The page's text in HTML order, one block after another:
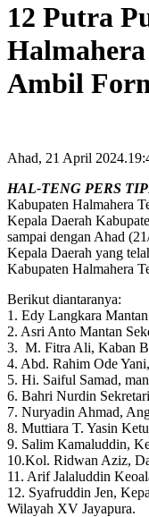
12 Putra
Halmahera
Ambil
Ahad, 21 April
HAL-TENG PERS
Kabupaten Halmahera
Kepala Daerah
sampai dengan Ahad
Kepala Daerah yang
Kabupaten Halmahera
Berikut diantaranya:
1. Edy Langkara
2. Asri Anto Mantan
3. M. Fitra Ali, Kaban
4. Abd. Rahim Ode
5. Hi. Saiful Samad,
6. Bahri Nurdin
7. Nuryadin Ahmad,
8. Muttiara T. Yasin
9. Salim Kamaluddin,
10.Kol. Ridwan Aziz,
11. Arif Jalaluddin
12. Syafruddin Jen,
Wilayah XV Jayapura.